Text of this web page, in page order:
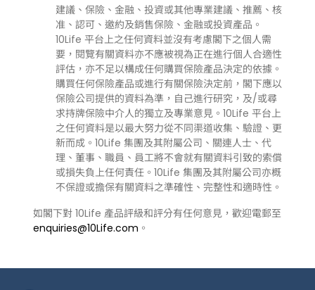
建議、保險、金融、投資或其他專業建議、推薦、核
准、認可、邀約及銷售保險、金融或投資產品。
10Life 平台上之任何資料並沒有考慮閣下之個人需
要，閱覽有關資料亦不應被視為正在進行個人合適性
評估，亦不足以構成任何購買保險產品決定的依據。
購買任何保險產品或進行有關保險決定前，閣下應以
保險公司提供的資料為準，自己進行研究，及/或尋
求持牌保險中介人的獨立及專業意見。10Life 平台上
之任何資料是以最大努力從不同渠道收集、驗證、更
新而成。10Life 集團及其附屬公司、關連人士、代
理、董事、職員、員工將不會就有關資料引致的索償
或損失負上任何責任。10Life 集團及其附屬公司亦概
不保證或擔保有關資料之準確性、完整性和適時性。
如閣下對 10Life 產品評級和評分有任何意見，歡迎電郵至
enquiries@10Life.com 。